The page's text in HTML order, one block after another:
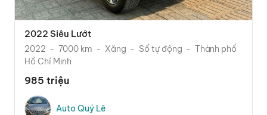
2022 Siêu Lướt
2022 7000 km Xăng Số tự động
Thành phố
Hồ Chí Minh
985 triệu
Auto Quý Lê